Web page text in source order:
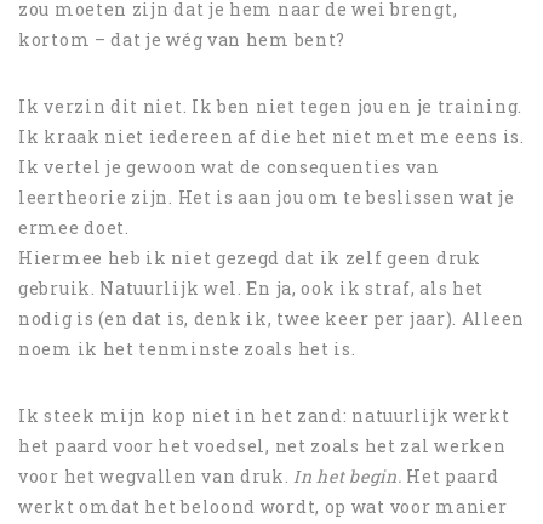
zou moeten zijn dat je hem naar de wei brengt,
kortom – dat je wég van hem bent?
Ik verzin dit niet. Ik ben niet tegen jou en je training.
Ik kraak niet iedereen af die het niet met me eens is.
Ik vertel je gewoon wat de consequenties van
leertheorie zijn. Het is aan jou om te beslissen wat je
ermee doet.
Hiermee heb ik niet gezegd dat ik zelf geen druk
gebruik. Natuurlijk wel. En ja, ook ik straf, als het
nodig is (en dat is, denk ik, twee keer per jaar). Alleen
noem ik het tenminste zoals het is.
Ik steek mijn kop niet in het zand: natuurlijk werkt
het paard voor het voedsel, net zoals het zal werken
voor het wegvallen van druk.In het begin. Het paard
werkt omdat het beloond wordt, op wat voor manier